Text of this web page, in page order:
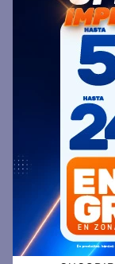
Depilador GA.MA
GOLD 5
Inalámbrica
799 45 %
PRECIO
75.999
Precio sin
nacionales $